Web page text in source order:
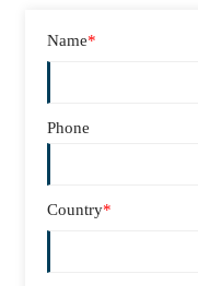
Name*
Phone
Country*